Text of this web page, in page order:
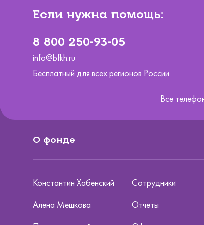
Если нужна помощь:
8 800 250-93-05
info@bfkh.ru
Бесплатный для всех регионов России
Все
О фонде
Константин Хабенский
Алена Мешкова
Сотрудники
Отчеты